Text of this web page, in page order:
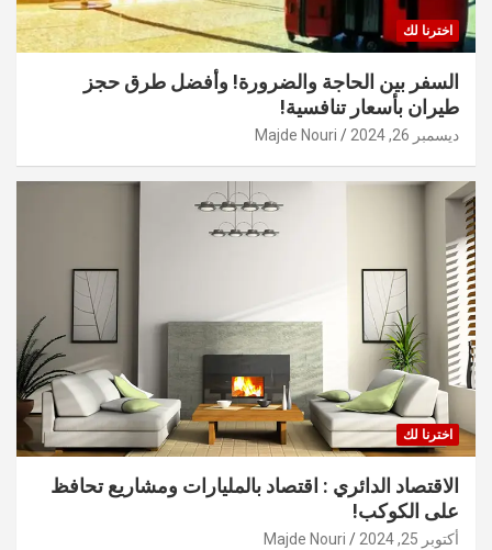
اخترنا لك
السفر بين الحاجة والضرورة! وأفضل طرق حجز
طيران بأسعار تنافسية!
ديسمبر 26, 2024 Majde Nouri
اخترنا لك
الاقتصاد الدائري : اقتصاد بالمليارات ومشاريع تحافظ
على الكوكب!
أكتوبر 25, 2024 Majde Nouri